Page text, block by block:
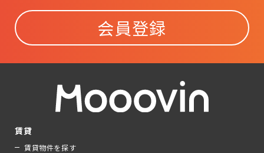
会員登録
賃貸
賃貸物件を探す